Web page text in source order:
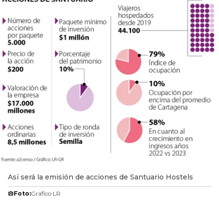
Así será la emisión de acciones de Santuario Hostels
Foto:Gráfico LR